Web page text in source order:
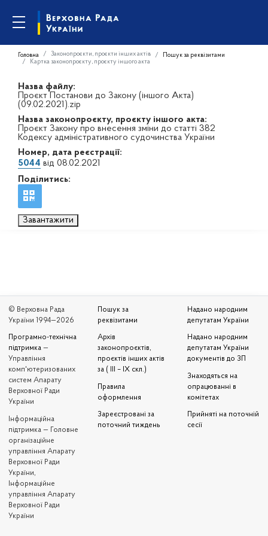
Головна Законопроєкти, проєкти інших актів
Пошук за реквізитами
Картка законопроєкту, проєкту іншого акта
Назва файлу:
Проєкт Постанови до Закону (іншого Акта)
(09.02.2021).zip
Назва законопроєкту, проєкту іншого акта:
Проєкт Закону про внесення зміни до статті 382
Кодексу адміністративного судочинства України
Номер, дата реєстрації:
5044 від 08.02.2021
Поділитись:
Завантажити
© Верховна Рада
України 1994—2026
Програмно-технічна
підтримка —
Управління
комп'ютеризованих
систем Апарату
Верховної Ради
України
Iнформаційна
підтримка — Головне
організаційне
управління Апарату
Верховної Ради
України,
Інформаційне
управління Апарату
Верховної Ради
України
Пошук за
реквізитами
Архів
законопроєктів,
проєктів інших актів
за ( III – IX скл.)
Правила
оформлення
Зареєстровані за
поточний тиждень
Надано народним
депутатам України
Надано народним
депутатам України
документів до ЗП
Знаходяться на
опрацюванні в
комітетах
Прийняті на поточній
сесії